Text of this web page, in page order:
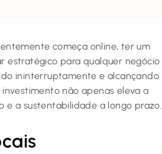
começa online, ter um
estratégico para qualquer negócio
ininterruptamente e alcançando
não apenas eleva a
e a sustentabilidade a longo prazo.